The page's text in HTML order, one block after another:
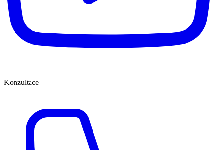
Konzultace